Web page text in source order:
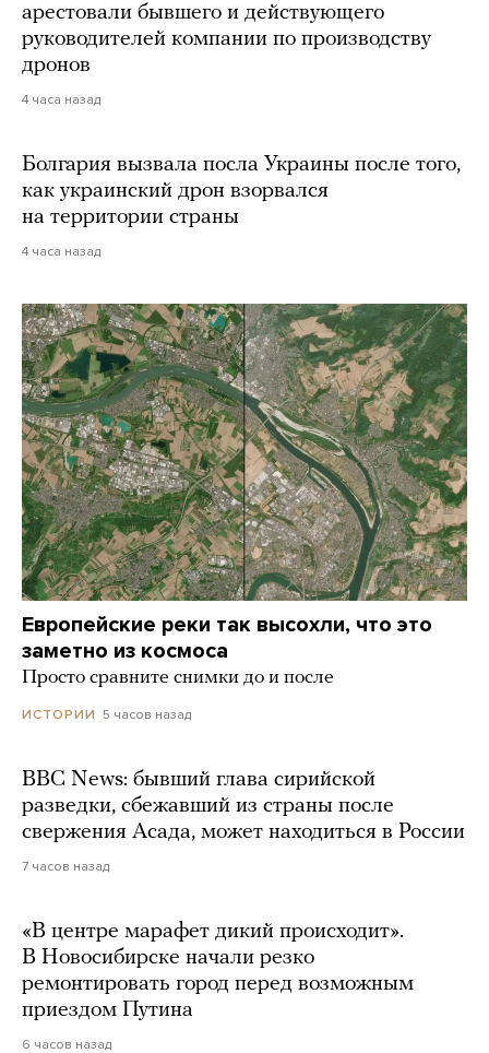
арестовали бывшего и действующего
руководителей компании по производству
дронов
4 часа назад
Болгария вызвала посла Украины после того,
как украинский дрон взорвался
на территории страны
4 часа назад
Европейские реки так высохли, что это
заметно из космоса
Просто сравните снимки до и после
ИСТОРИИ 5 часов назад
BBC News: бывший глава сирийской
разведки, сбежавший из страны после
свержения Асада, может находиться в России
7 часов назад
«В центре марафет дикий происходит».
В Новосибирске начали резко
ремонтировать город перед возможным
приездом Путина
6 часов назад